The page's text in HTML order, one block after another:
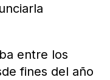
entre los
fines del año